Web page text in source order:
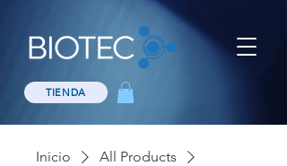
TIENDA
Inicio
All Products